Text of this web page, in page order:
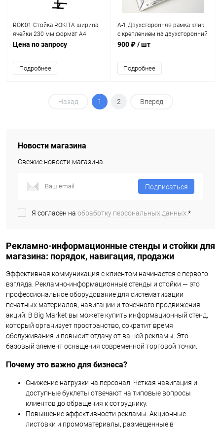
ROK01 Стойка ROKITA ширина
ячейки 230 мм формат А4
Цена по запросу
Подробнее
А-1 Двухсторонняя рамка клик
с креплением на двухсторонний
скотч
900 ₽/ шт
Подробнее
Назад 1 2 Вперед
Новости магазина
Свежие новости магазина
Подписаться
Я согласен на обработку персональных данных.*
Рекламно-информационные стенды и стойки для
магазина: порядок, навигация, продажи
Эффективная коммуникация с клиентом начинается с первого
взгляда. Рекламно-информационные стенды и стойки — это
профессиональное оборудование для систематизации
печатных материалов, навигации и точечного продвижения
акций. В Big Market вы можете купить информационный стенд,
который организует пространство, сократит время
обслуживания и повысит отдачу от вашей рекламы. Это
базовый элемент оснащения современной торговой точки.
Почему это важно для бизнеса?
Снижение нагрузки на персонал. Четкая навигация и
доступные буклеты отвечают на типовые вопросы
клиентов до обращения к сотруднику.
Повышение эффективности рекламы. Акционные
листовки и промоматериалы, размещенные в